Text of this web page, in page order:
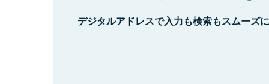
デジタルアドレスで入力も検索もスムーズ